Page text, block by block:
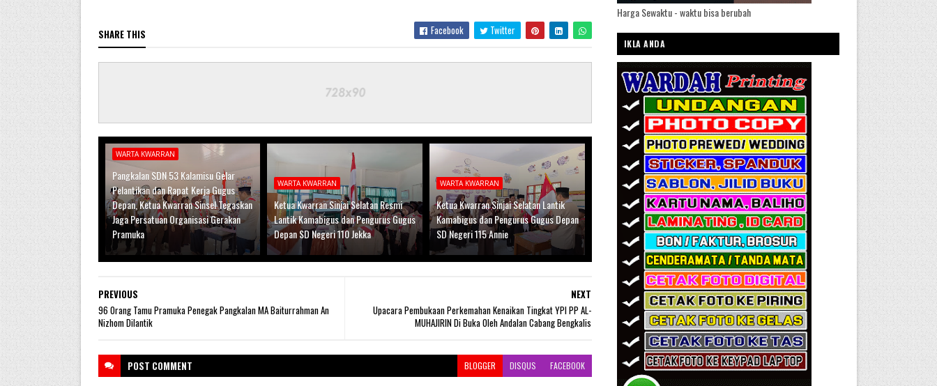
SHARE THIS Facebook Twitter
WARTA KWARRAN
Pangkalan SDN 53 Kalamisu Gelar
Pelantikan dan Rapat Kerja Gugus
Depan, Ketua Kwarran Sinsel Tegaskan
Jaga Persatuan Organisasi Gerakan
Pramuka
WARTA KWARRAN
Ketua Kwarran Sinjai Selatan Resmi
Lantik Kamabigus dan Pengurus Gugus
Depan SD Negeri 110 Jekka
WARTA KWARRAN
Ketua Kwarran Sinjai Selatan Lantik
Kamabigus dan Pengurus Gugus Depan
SD Negeri 115 Annie
NEXT
Upacara Pembukaan Perkemahan Kenaikan Tingkat YPI PP AL-
MUHAJIRIN Di Buka Oleh Andalan Cabang Bengkalis
PREVIOUS
96 Orang Tamu Pramuka Penegak Pangkalan MA Baiturrahman An
Nizhom Dilantik
POST COMMENT BLOGGER DISQUS FACEBOOK
Harga Sewaktu - waktu bisa berubah
IKLA ANDA